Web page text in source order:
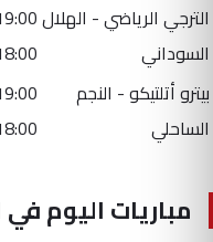
الترجي الرياضي - الهلال
السوداني
18:00
بيترو أتلتيكو - النجم
الساحلي
18:00
مباريات اليوم في